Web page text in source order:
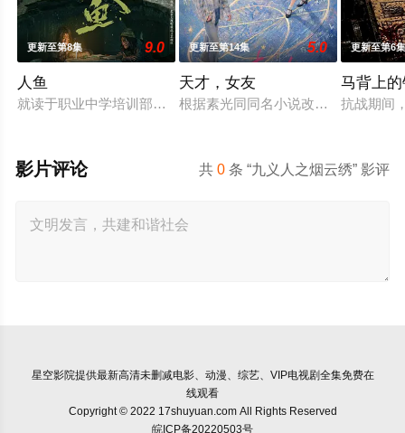
更新至第8集 9.0
人鱼
就读于职业中学培训部的花季女生苏琳（黄杨钿甜 饰），虽自
更新至第14集 5.0
天才，女友
根据素光同同名小说改编。江逾白长
更新至第6
马背上
抗战期间
共0 条 “九义人之烟云绣” 影评
影片评论
星空影院提供最新高清未删减电影、动漫、综艺、VIP电视剧全集免费在
线观看
Copyright © 2022 17shuyuan.com All Rights Reserved
皖ICP备20220503号